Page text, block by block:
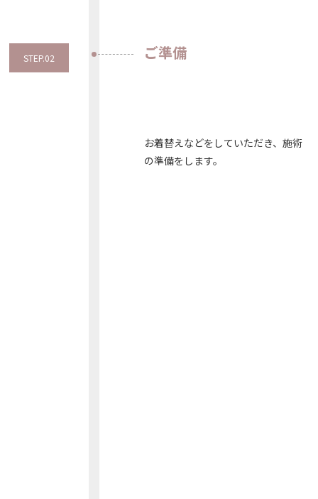
STEP.02 ご準備
お着替えなどをしていただき、施術
の準備をします。